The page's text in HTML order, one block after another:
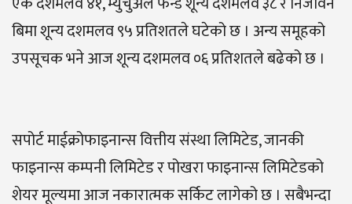
बिमा शून्य दशमलव ९५ प्रतिशतले घटेको छ । अन्य समूहको
उपसूचक भने आज शून्य दशमलव ०६ प्रतिशतले बढेको छ ।
सपोर्ट माईक्रोफाइनान्स वित्तीय संस्था लिमिटेड, जानकी
फाइनान्स कम्पनी लिमिटेड र पोखरा फाइनान्स लिमिटेडको
शेयर मूल्यमा आज नकारात्मक सर्किट लागेको छ । सबैभन्दा